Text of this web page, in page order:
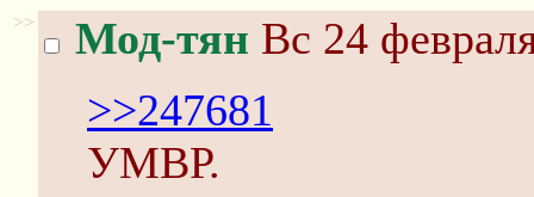
>> Мод-тян Вс 24
>>247681
УМВР.